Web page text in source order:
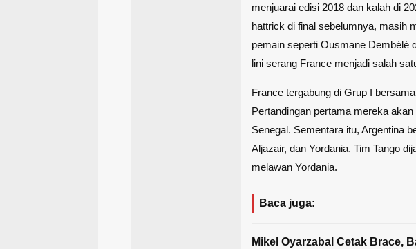
menjuarai edisi 2018 dan kalah di
hattrick di final sebelumnya, masih
pemain seperti Ousmane Dembélé
lini serang France menjadi salah
France tergabung di Grup I
Pertandingan pertama mereka
Senegal. Sementara itu, Argentina
Aljazair, dan Yordania. Tim Tango
melawan Yordania.
Baca juga:
Mikel Oyarzabal Cetak Brace,